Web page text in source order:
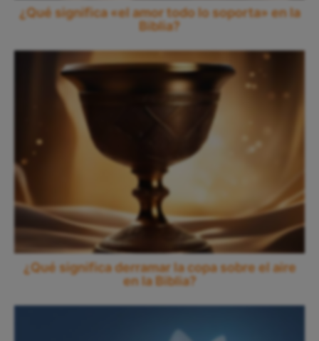
¿Qué significa «el amor todo lo soporta» en la
Biblia?
¿Qué significa derramar la copa sobre el aire
en la Biblia?